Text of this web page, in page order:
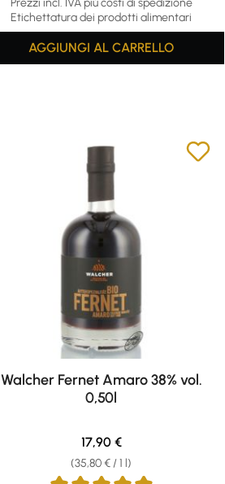
Prezzi incl. IVA più costi di spedizione
Etichettatura dei prodotti alimentari
AGGIUNGI AL CARRELLO
Walcher Fernet Amaro 38% vol.
0,50l
(35,80 € / 1 l)
Regular price:
17,90 €